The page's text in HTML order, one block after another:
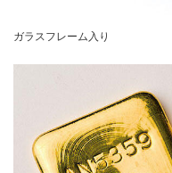
ガラスフレーム入り